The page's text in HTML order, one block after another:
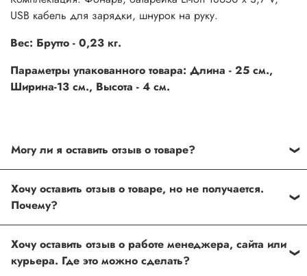
USB кабель для зарядки, шнурок на руку.
Вес: Брутто - 0,23 кг.
Параметры упакованного товара: Длина - 25 см.,
Ширина-13 см., Высота - 4 см.
специальное поле, где Вы можете оставить свой отзыв.
Также Вы можете присвоить товару от одной до пяти
звёзд. Все отзывы о товарах проходят модерацию.
Хочу оставить отзыв о товаре, но не получается.
полей. Если поля заполнены корректно, то свяжитесь с
нами по телефону +7 (812) 565-32-05;
Хочу оставить отзыв о работе менеджера, сайта или